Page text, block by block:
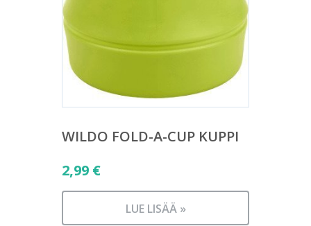
WILDO FOLD-A-CUP KUPPI
2,99 €
LUE LISÄÄ »